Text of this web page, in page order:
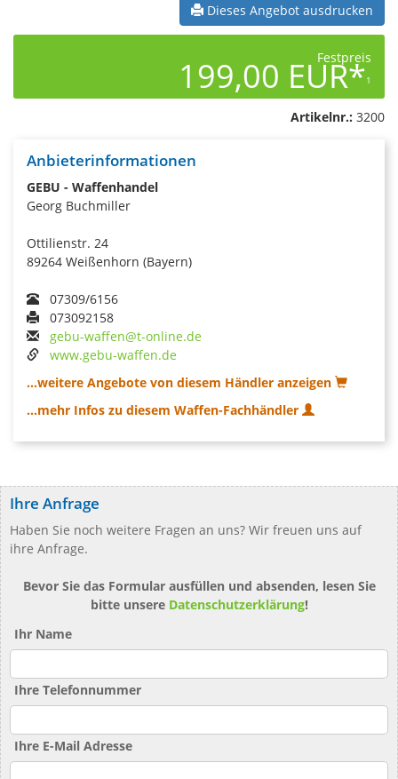
Dieses Angebot ausdrucken
Festpreis
199,00 EUR*1
Artikelnr.: 3200
Anbieterinformationen
GEBU - Waffenhandel
Georg Buchmiller
Ottilienstr. 24
89264 Weißenhorn (Bayern)
07309/6156
073092158
gebu-waffen@t-online.de
www.gebu-waffen.de
...weitere Angebote von diesem Händler anzeigen
...mehr Infos zu diesem Waffen-Fachhändler
Ihre Anfrage
Haben Sie noch weitere Fragen an uns? Wir freuen uns auf
ihre Anfrage.
Bevor Sie das Formular ausfüllen und absenden, lesen Sie
bitte unsere Datenschutzerklärung!
Ihr Name
Ihre Telefonnummer
Ihre E-Mail Adresse